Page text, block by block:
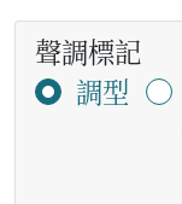
聲調標記
調型